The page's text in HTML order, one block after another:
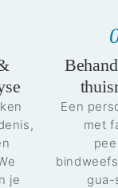
je
Een
met
gua-